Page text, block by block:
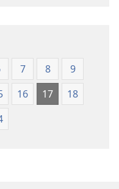
korice)
7 8
9
16 17
18